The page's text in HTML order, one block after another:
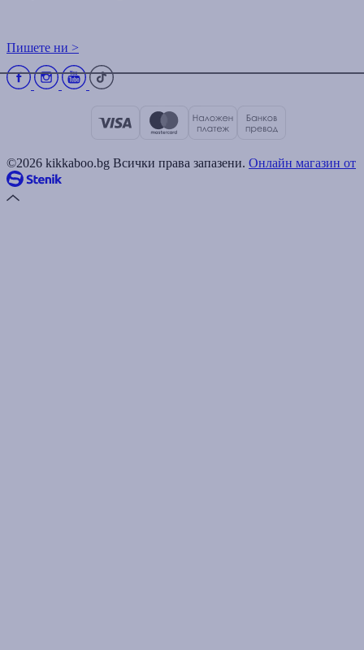
Пишете ни >
©2026 kikkaboo.bg Всички права запазени. Онлайн магазин от